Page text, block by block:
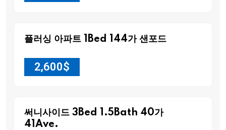
플러싱 아파트 1Bed 144가 샌포드
2,600$
써니사이드 3Bed 1.5Bath 40가
41Ave.